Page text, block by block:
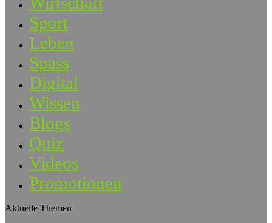
Sport
Leben
Spass
Digital
Wissen
Blogs
Quiz
Videos
Promotionen
Aktuelle Themen